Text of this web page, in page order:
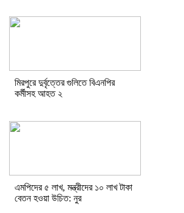
মিরপুরে দুর্বৃত্তের গুলিতে বিএনপির
কর্মীসহ আহত ২
এমপিদের ৫ লাখ, মন্ত্রীদের ১০ লাখ টাকা
বেতন হওয়া উচিত: নুর